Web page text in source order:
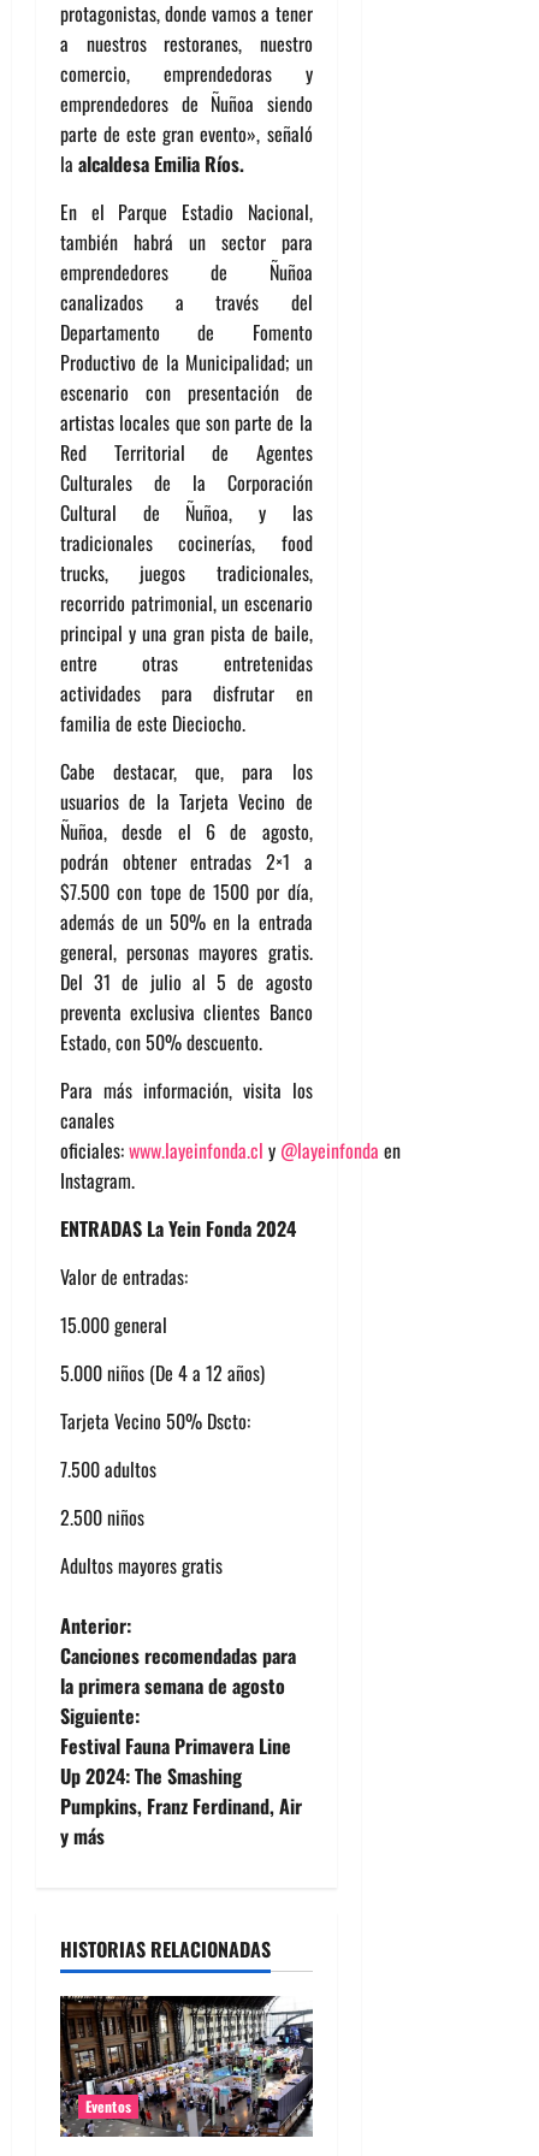
protagonistas, donde vamos a tener
a nuestros restoranes, nuestro
comercio, emprendedoras y
emprendedores de Ñuñoa siendo
parte de este gran evento», señaló
la alcaldesa Emilia Ríos.
En el Parque Estadio Nacional,
también habrá un sector para
emprendedores de Ñuñoa
canalizados a través del
Departamento de Fomento
Productivo de la Municipalidad; un
escenario con presentación de
artistas locales que son parte de la
Red Territorial de Agentes
Culturales de la Corporación
Cultural de Ñuñoa, y las
tradicionales cocinerías, food
trucks, juegos tradicionales,
recorrido patrimonial, un escenario
principal y una gran pista de baile,
entre otras entretenidas
actividades para disfrutar en
familia de este Dieciocho.
Cabe destacar, que, para los
usuarios de la Tarjeta Vecino de
Ñuñoa, desde el 6 de agosto,
podrán obtener entradas 2×1 a
$7.500 con tope de 1500 por día,
además de un 50% en la entrada
general, personas mayores gratis.
Del 31 de julio al 5 de agosto
preventa exclusiva clientes Banco
Estado, con 50% descuento.
Para más información, visita los
canales
oficiales:www.layeinfonda.cl y @layeinfonda en
Instagram.
ENTRADAS La Yein Fonda 2024
Valor de entradas:
15.000 general
5.000 niños (De 4 a 12 años)
Tarjeta Vecino 50% Dscto:
7.500 adultos
2.500 niños
Adultos mayores gratis
N
a
v
e
g
c
i
ó
n
d
Anterior:
Canciones recomendadas para
la primera semana de agosto
Siguiente:
Festival Fauna Primavera Line
Up 2024: The Smashing
Pumpkins, Franz Ferdinand, Air
y más
HISTORIAS RELACIONADAS
Eventos